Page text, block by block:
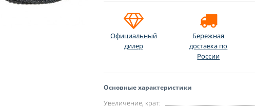
Официальный
дилер
Бережная
доставка по
России
Основные характеристики
Увеличение, крат: